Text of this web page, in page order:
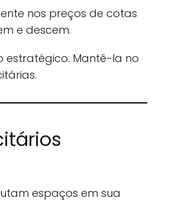
nos preços de cotas
e descem.
estratégico. Mantê-la no
espaços em sua